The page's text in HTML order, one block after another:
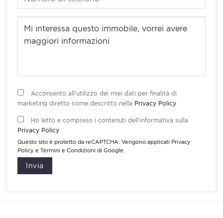
Acconsento all’utilizzo dei miei dati per finalità di
marketing diretto come descritto nella Privacy Policy
Ho letto e compreso i contenuti dell’informativa sulla
Privacy Policy
Questo sito è protetto da reCAPTCHA. Vengono applicati Privacy
Policy e Termini e Condizioni di Google.
Invia